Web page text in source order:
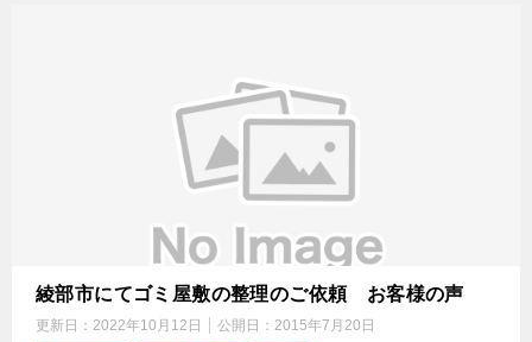
綾部市にてゴミ屋敷の整理のご依頼 お客様の声
更新日： 2022年10月12日 公開日： 2015年7月20日